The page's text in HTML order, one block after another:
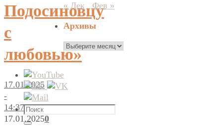
Подосиновцу
с
любовью»
17.01.2025
-
14:37
17.01.20250
« Дек
Фев »
Архивы
Архивы
Что
искать:
Поиск